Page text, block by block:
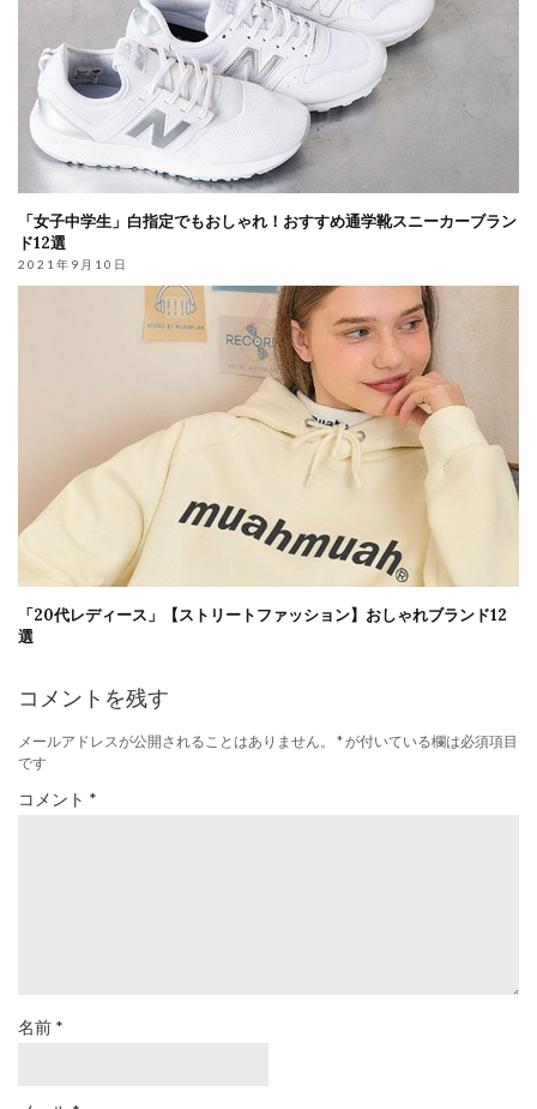
「女子中学生」白指定でもおしゃれ！おすすめ通学靴スニーカーブラン
ド12選
2021年9月10日
「20代レディース」【ストリートファッション】おしゃれブランド12
選
コメントを残す
メールアドレスが公開されることはありません。 *が付いている欄は必須項目
です
コメント *
名前 *